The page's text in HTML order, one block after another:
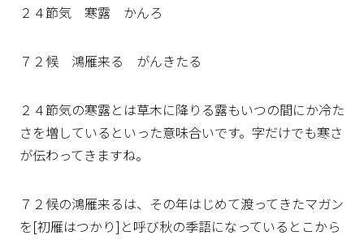
２４節気 寒露 かんろ
７２候 鴻雁来る がんきたる
２４節気の寒露とは草木に降りる露もいつの間にか冷た
さを増しているといった意味合いです。字だけでも寒さ
が伝わってきますね。
７２候の鴻雁来るは、その年はじめて渡ってきたマガン
を[初雁はつかり]と呼び秋の季語になっているとこから